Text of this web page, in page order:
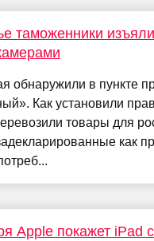
таможенники
обнаружили в пункте
Как установили
товары для
как
Apple покажет iPad